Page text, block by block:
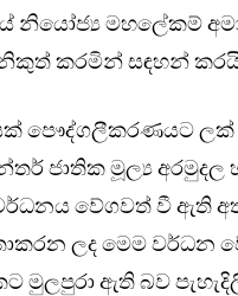
නියෝජ්‍ය මහලේකම්
කරමින් සඳහන්
පෞද්ගලීකරණයට
ජාතික මූල්‍ය අරමුදල
වේගවත් වී ඇති
ලද මෙම වර්ධන
මුලපුරා ඇති බව